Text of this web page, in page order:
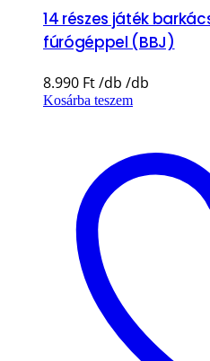
14 részes játék
fúrógéppel (BBJ)
8.990 Ft
Kosárba teszem